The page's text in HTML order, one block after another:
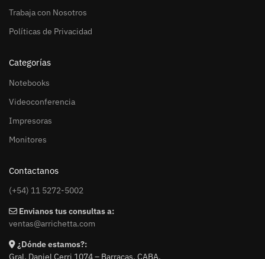
Trabaja con Nosotros
Políticas de Privacidad
Categorías
Notebooks
Videoconferencia
Impresoras
Monitores
Contactanos
(+54) 11 5272-5002
Envianos tus consultas a:
ventas@arrichetta.com
¿Dónde estamos?:
Gral. Daniel Cerri 1074 – Barracas. CABA.